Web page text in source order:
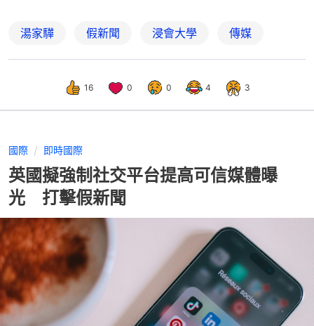
湯家驊 假新聞 浸會大學 傳媒
16 0 0 4 3
國際 即時國際
英國擬強制社交平台提高可信媒體曝
光 打擊假新聞